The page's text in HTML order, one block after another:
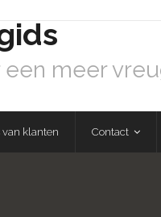
meer
van klanten Contact